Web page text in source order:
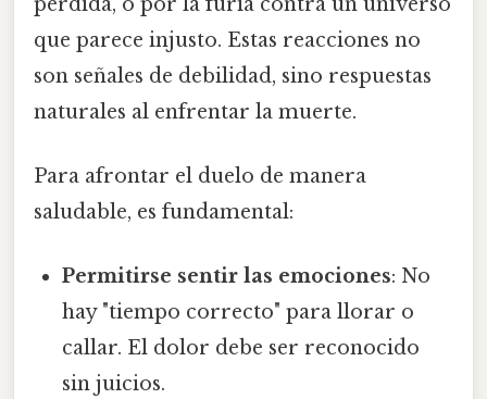
que parece injusto. Estas reacciones no
son señales de debilidad, sino respuestas
naturales al enfrentar la muerte.
Para afrontar el duelo de manera
saludable, es fundamental:
Permitirse sentir las emociones: No
hay "tiempo correcto" para llorar o
callar. El dolor debe ser reconocido
sin juicios.